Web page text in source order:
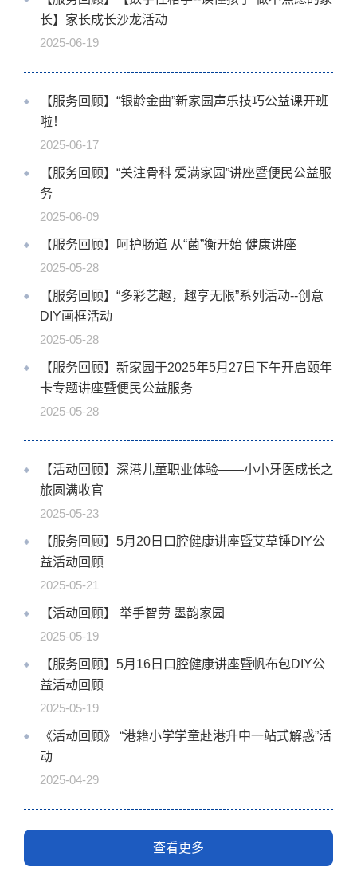
长】家长成长沙龙活动
2025-06-19
【服务回顾】“银龄金曲”新家园声乐技巧公益课开班
啦！
2025-06-17
【服务回顾】“关注骨科 爱满家园”讲座暨便民公益服
务
2025-06-09
【服务回顾】呵护肠道 从“菌”衡开始 健康讲座
2025-05-28
【服务回顾】“多彩艺趣，趣享无限”系列活动--创意
DIY画框活动
2025-05-28
【服务回顾】新家园于2025年5月27日下午开启颐年
卡专题讲座暨便民公益服务
2025-05-28
【活动回顾】深港儿童职业体验——小小牙医成长之
旅圆满收官
2025-05-23
【服务回顾】5月20日口腔健康讲座暨艾草锤DIY公
益活动回顾
2025-05-21
【活动回顾】 举手智劳 墨韵家园
2025-05-19
【服务回顾】5月16日口腔健康讲座暨帆布包DIY公
益活动回顾
2025-05-19
《活动回顾》 “港籍小学学童赴港升中一站式解惑”活
动
2025-04-29
查看更多